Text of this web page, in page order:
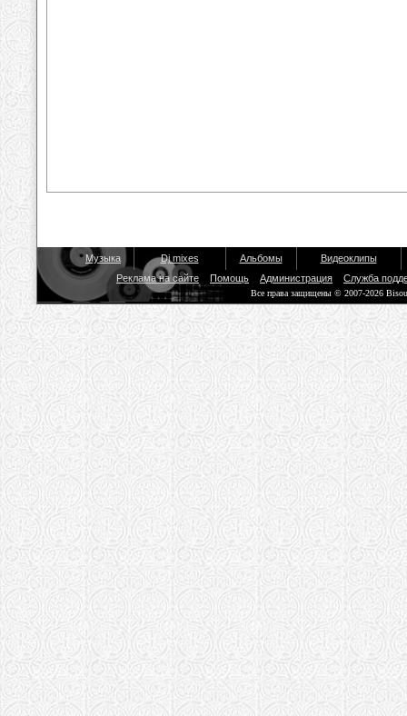
Музыка Dj mixes Альбомы
Видеоклипы
Реклама на сайте
Помощь Администрация Служба
Все права защищены © 2007-2026